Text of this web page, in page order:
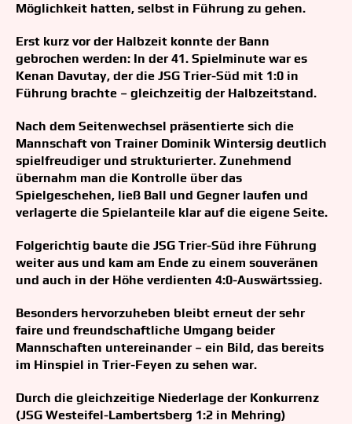
Möglichkeit hatten, selbst in Führung zu gehen.
Erst kurz vor der Halbzeit konnte der Bann
gebrochen werden: In der 41. Spielminute war es
Kenan Davutay, der die JSG Trier-Süd mit 1:0 in
Führung brachte – gleichzeitig der Halbzeitstand.
Nach dem Seitenwechsel präsentierte sich die
Mannschaft von Trainer Dominik Wintersig deutlich
spielfreudiger und strukturierter. Zunehmend
übernahm man die Kontrolle über das
Spielgeschehen, ließ Ball und Gegner laufen und
verlagerte die Spielanteile klar auf die eigene Seite.
Folgerichtig baute die JSG Trier-Süd ihre Führung
weiter aus und kam am Ende zu einem souveränen
und auch in der Höhe verdienten 4:0-Auswärtssieg.
Besonders hervorzuheben bleibt erneut der sehr
faire und freundschaftliche Umgang beider
Mannschaften untereinander – ein Bild, das bereits
im Hinspiel in Trier-Feyen zu sehen war.
Durch die gleichzeitige Niederlage der Konkurrenz
(JSG Westeifel-Lambertsberg 1:2 in Mehring)